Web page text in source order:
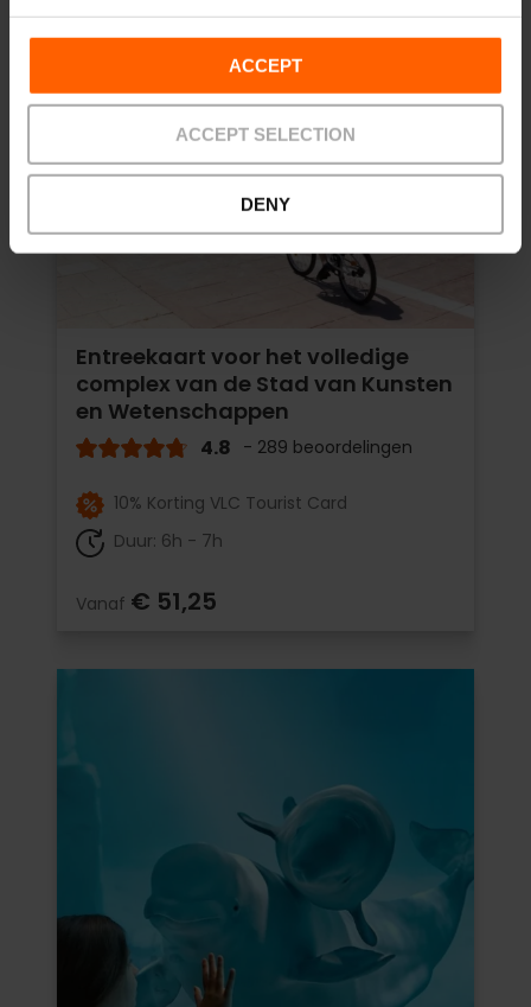
ACCEPT
ACCEPT SELECTION
DENY
Entreekaart voor het volledige
complex van de Stad van Kunsten
en Wetenschappen
4.8 - 289 beoordelingen
10% Korting VLC Tourist Card
Duur: 6h - 7h
Vanaf € 51,25